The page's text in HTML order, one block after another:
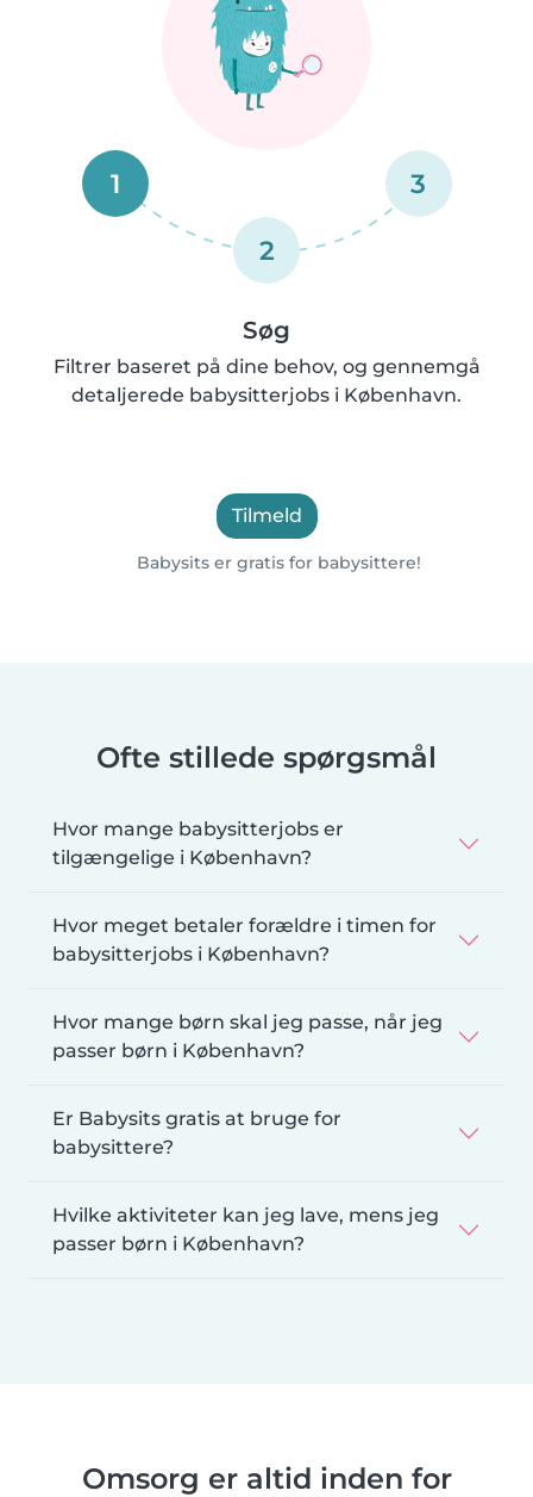
1
2
3
Søg
Filtrer baseret på dine behov, og gennemgå
detaljerede babysitterjobs i København.
Tilmeld
Babysits er gratis for babysittere!
Ofte stillede spørgsmål
Hvor mange babysitterjobs er
tilgængelige i København?
Hvor meget betaler forældre i timen for
babysitterjobs i København?
Hvor mange børn skal jeg passe, når jeg
passer børn i København?
Er Babysits gratis at bruge for
babysittere?
Hvilke aktiviteter kan jeg lave, mens jeg
passer børn i København?
Omsorg er altid inden for